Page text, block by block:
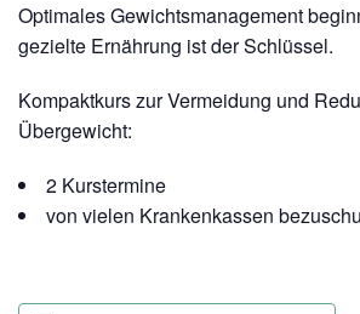
Optimales Gewichtsmanagement
gezielte Ernährung ist der Schlüssel.
Kompaktkurs zur Vermeidung und
Übergewicht:
2 Kurstermine
von vielen Krankenkassen